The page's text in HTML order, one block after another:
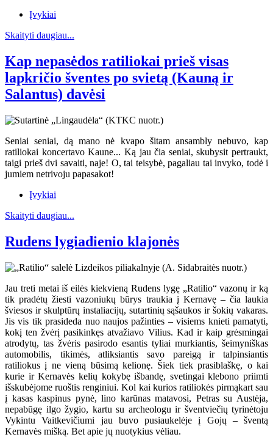
Įvykiai
Skaityti daugiau...
Kap nepasėdos ratiliokai prieš visas
lapkričio šventes po svietą (Kauną ir
Salantus) davėsi
Seniai seniai, dą mano nė kvapo šitam ansambly nebuvo, kap
ratiliokai koncertavo Kaune... Ką jau čia seniai, skubysit pertraukt,
taigi prieš dvi savaiti, naje! O, tai teisybė, pagaliau tai invyko, todė i
jumiem netrivoju papasakot!
Įvykiai
Skaityti daugiau...
Rudens lygiadienio klajonės
Jau treti metai iš eilės kiekvieną Rudens lygę „Ratilio“ vazonų ir ką
tik pradėtų žiesti vazoniukų būrys traukia į Kernavę – čia laukia
šviesos ir skulptūrų instaliacijų, sutartinių sąšaukos ir šokių vakaras.
Jis vis tik prasideda nuo naujos pažinties – visiems knieti pamatyti,
kokį ten žvėrį pasikinkęs atvažiavo Vilius. Kad ir kaip grėsmingai
atrodytų, tas žvėris pasirodo esantis tyliai murkiantis, šeimyniškas
automobilis, tikimės, atliksiantis savo pareigą ir talpinsiantis
ratiliokus į ne vieną būsimą kelionę. Šiek tiek prasiblaškę, o kai
kurie ir Kernavės kelių kokybę išbandę, svetingai klebono priimti
išskubėjome ruoštis renginiui. Kol kai kurios ratiliokės pirmąkart sau
į kasas kaspinus pynė, lino karūnas matavosi, Petras su Austėja,
nepabūgę ilgo žygio, kartu su archeologu ir šventviečių tyrinėtoju
Vykintu Vaitkevičiumi jau buvo pusiaukelėje į Gojų – šventą
Kernavės mišką. Bet apie jų nuotykius vėliau.